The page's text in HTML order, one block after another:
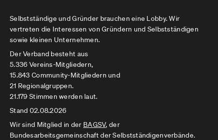
Selbstständige und Gründer brauchen eine Lobby. Wir
vertreten die Interessen von Gründern und Selbstständigen
sowie kleinen Unternehmen.
Der Verband besteht aus
5.336 Vereins-Mitgliedern,
15.843 Community-Mitgliedern und
21 Regionalgruppen.
21.179 Stimmen werden laut.
Stand 02.08.2026
Wir sind Mitglied in der BAGSV, der
Bundesarbeitsgemeinschaft der Selbstständigenverbände.